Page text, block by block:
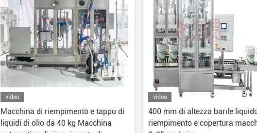
video
Macchina di riempimento e tappo di
liquidi di olio da 40 kg Macchina
video
400 mm di altezza barile
riempimento e copertura